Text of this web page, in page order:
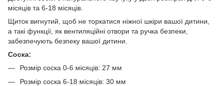
місяців та 6-18 місяців.
Щиток вигнутий, щоб не торкатися ніжної шкіри вашої дитини,
а такі функції, як вентиляційні отвори та ручка безпеки,
забезпечують безпеку вашої дитини.
Соска:
Розмір соска 0-6 місяців: 27 мм
Розмір соска 6-18 місяців: 30 мм